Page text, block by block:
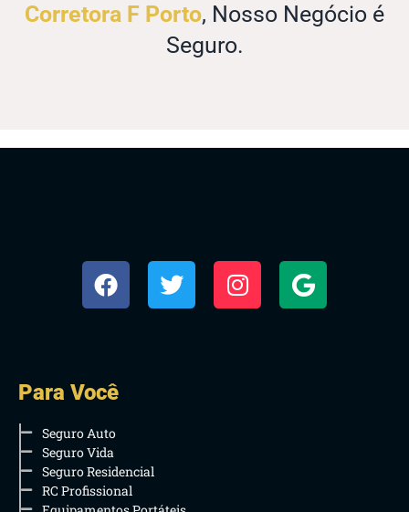
Corretora F Porto, Nosso Negócio é
Seguro.
Para Você
Seguro Auto
Seguro Vida
Seguro Residencial
RC Profissional